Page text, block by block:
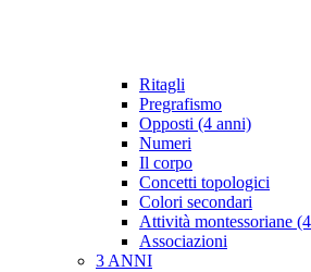
Ritagli
Pregrafismo
Opposti (4 anni)
Numeri
Il corpo
Concetti topologici
Colori secondari
Attività montessoriane
Associazioni
3 ANNI